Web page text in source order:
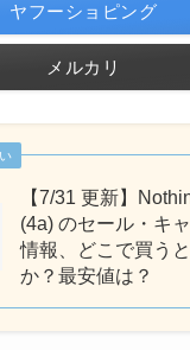
ヤフーショピング
メルカリ
【7/31 更新】
(4a) のセール・キ
情報、どこで買う
か？最安値は？